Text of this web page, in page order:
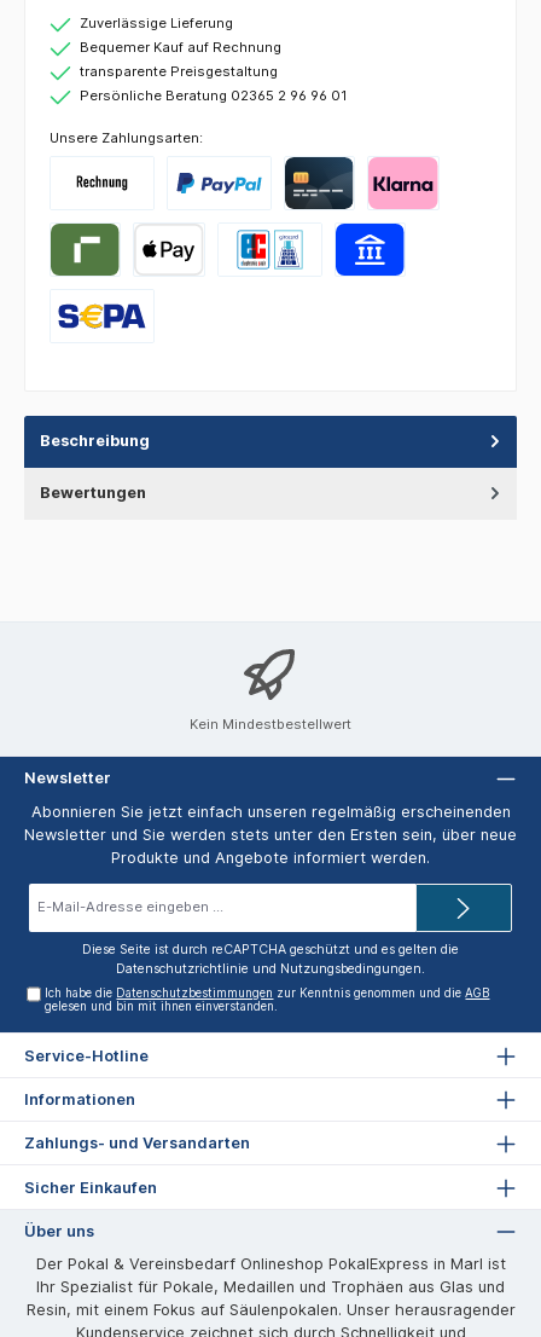
Zuverlässige Lieferung
Bequemer Kauf auf Rechnung
transparente Preisgestaltung
Persönliche Beratung 02365 2 96 96 01
Unsere Zahlungsarten:
Beschreibung
Bewertungen
Kein Mindestbestellwert
Newsletter
Abonnieren Sie jetzt einfach unseren regelmäßig erscheinenden
Newsletter und Sie werden stets unter den Ersten sein, über neue
Produkte und Angebote informiert werden.
Diese Seite ist durch reCAPTCHA geschützt und es gelten die
Datenschutzrichtlinie und Nutzungsbedingungen.
Ich habe die Datenschutzbestimmungen zur Kenntnis genommen und dieAGB
gelesen und bin mit ihnen einverstanden.
Service-Hotline
Informationen
Zahlungs- und Versandarten
Sicher Einkaufen
Über uns
Der Pokal & Vereinsbedarf Onlineshop PokalExpress in Marl ist
Ihr Spezialist für Pokale, Medaillen und Trophäen aus Glas und
Resin, mit einem Fokus auf Säulenpokalen. Unser herausragender
Kundenservice zeichnet sich durch Schnelligkeit und